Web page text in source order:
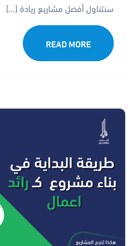
سنتناول أفضل مشاريع ريادة […]
READ MORE